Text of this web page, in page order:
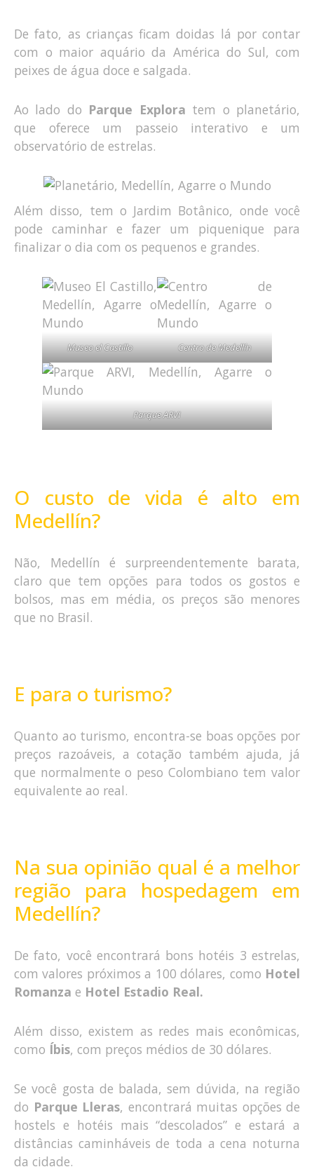
De fato, as crianças ficam doidas lá por contar
com o maior aquário da América do Sul, com
peixes de água doce e salgada.
Ao lado do Parque Explora tem o planetário,
que oferece um passeio interativo e um
observatório de estrelas.
Além disso, tem o Jardim Botânico, onde você
pode caminhar e fazer um piquenique para
finalizar o dia com os pequenos e grandes.
Museo el Castillo Centro de Medellín
Parque ARVI
O custo de vida é alto em
Medellín?
Não, Medellín é surpreendentemente barata,
claro que tem opções para todos os gostos e
bolsos, mas em média, os preços são menores
que no Brasil.
E para o turismo?
Quanto ao turismo, encontra-se boas opções por
preços razoáveis, a cotação também ajuda, já
que normalmente o peso Colombiano tem valor
equivalente ao real.
Na sua opinião qual é a melhor
região para hospedagem em
Medellín?
De fato, você encontrará bons hotéis 3 estrelas,
com valores próximos a 100 dólares, como Hotel
Romanza e Hotel Estadio Real.
Além disso, existem as redes mais econômicas,
como Íbis, com preços médios de 30 dólares.
Se você gosta de balada, sem dúvida, na região
do Parque Lleras, encontrará muitas opções de
hostels e hotéis mais “descolados” e estará a
distâncias caminháveis de toda a cena noturna
da cidade.